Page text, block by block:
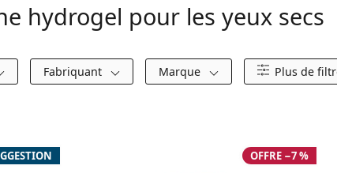
hydrogel pour les yeux secs
Fabriquant Marque Plus de
OFFRE −7 %